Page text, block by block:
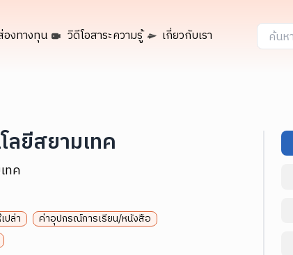
งทางทุน วิดีโอสาระความรู้ เกี่ยวกับเรา
ลยีสยามเทค
ทค
ปล่า
ค่าอุปกรณ์การเรียน/หนังสือ